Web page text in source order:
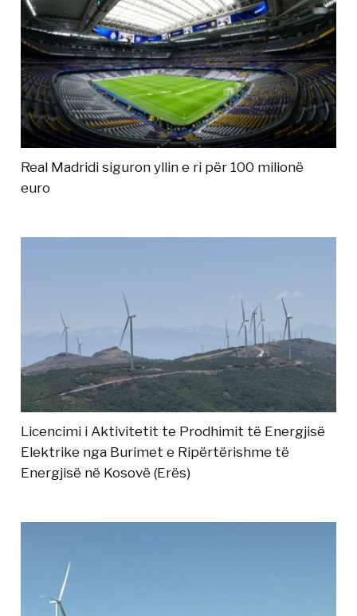
Real Madridi siguron yllin e ri për 100 milionë
euro
Licencimi i Aktivitetit te Prodhimit të Energjisë
Elektrike nga Burimet e Ripërtërishme të
Energjisë në Kosovë (Erës)